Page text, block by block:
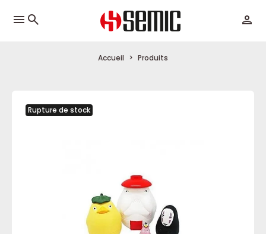
menu
Accueil Produits
Rupture de stock